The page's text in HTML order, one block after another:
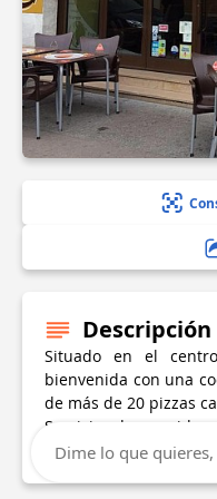
Descripción
Situado en el
bienvenida con una
de más de 20 pizzas
Servicio de
catering
Dime lo que